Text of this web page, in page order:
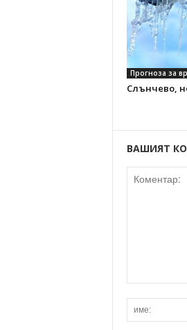
Прогноза за
Слънчево,
ВАШИЯТ